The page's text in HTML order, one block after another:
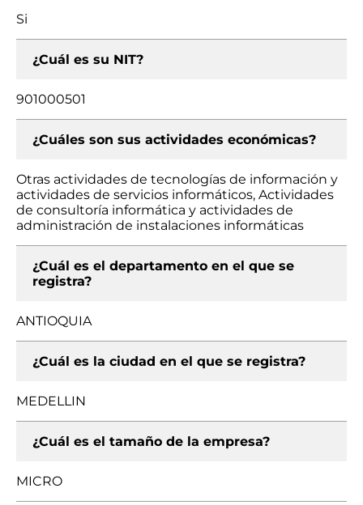
Si
¿Cuál es su NIT?
901000501
¿Cuáles son sus actividades económicas?
Otras actividades de tecnologías de información y
actividades de servicios informáticos, Actividades
de consultoría informática y actividades de
administración de instalaciones informáticas
¿Cuál es el departamento en el que se
registra?
ANTIOQUIA
¿Cuál es la ciudad en el que se registra?
MEDELLIN
¿Cuál es el tamaño de la empresa?
MICRO